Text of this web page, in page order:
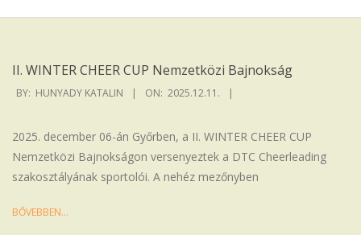
Iskola
II. WINTER CHEER CUP Nemzetközi Bajnokság
2025-
BY: HUNYADY KATALIN ON: 2025.12.11.
2025. december 06-án Győrben, a II. WINTER CHEER CUP
Nemzetközi Bajnokságon versenyeztek a DTC Cheerleading
szakosztályának sportolói. A nehéz mezőnyben
BŐVEBBEN…